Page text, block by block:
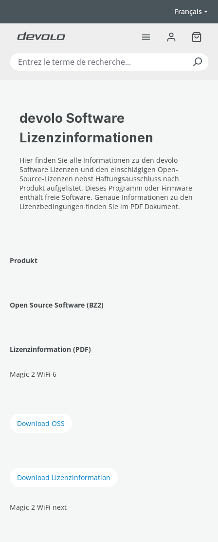
Français
Le
devolo Software
Lizenzinformationen
Hier finden Sie alle Informationen zu den devolo
Software Lizenzen und den einschlägigen Open-
Source-Lizenzen nebst Haftungsausschluss nach
Produkt aufgelistet. Dieses Programm oder Firmware
enthält freie Software. Genaue Informationen zu den
Lizenzbedingungen finden Sie im PDF Dokument.
Produkt
Open Source Software (BZ2)
Lizenzinformation (PDF)
Magic 2 WiFi 6
Download OSS
Download Lizenzinformation
Magic 2 WiFi next